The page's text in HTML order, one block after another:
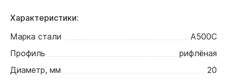
Характеристики:
Марка стали
А500С
Профиль
рифлёная
Диаметр, мм
20